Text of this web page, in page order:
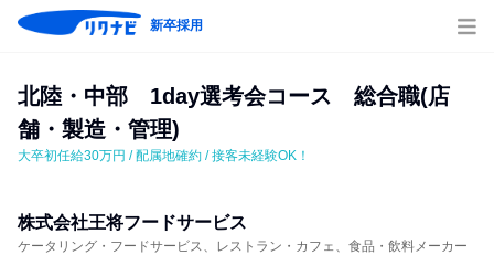
新卒採用
北陸・中部　1day選考会コース　総合職(店
舗・製造・管理)
大卒初任給30万円 / 配属地確約 / 接客未経験OK！
株式会社王将フードサービス
ケータリング・フードサービス、レストラン・カフェ、食品・飲料メーカー